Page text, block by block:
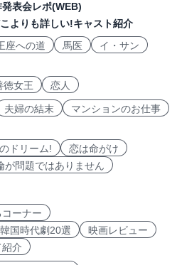
発表会レポ(WEB)
よりも詳しい!キャスト紹介
座への道 馬医
イ・サン
徳女王 恋人
夫婦の結末
マンションのお仕事
ドリーム!
恋は命がけ
が問題ではありません
ーナー
国時代劇20選
映画レビュー
介